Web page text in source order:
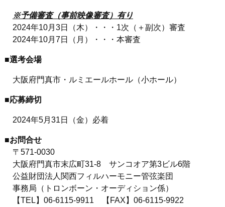
※予備審査（事前映像審査）有り
2024年10月3日（木）・・・1次（＋副次）審査
2024年10月7日（月）・・・本審査
■選考会場
大阪府門真市・ルミエールホール（小ホール）
■応募締切
2024年5月31日（金）必着
■お問合せ
〒571-0030
大阪府門真市末広町31-8 サンコオア第3ビル6階
公益財団法人関西フィルハーモニー管弦楽団
事務局（トロンボーン・ オーディション係）
【TEL】06-6115-9911 【FAX】06-6115-9922